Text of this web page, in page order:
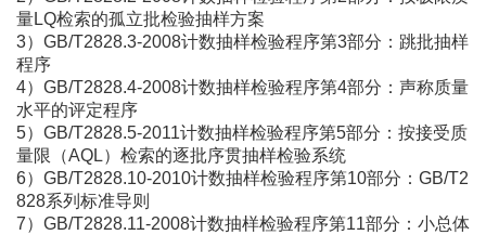
量LQ检索的孤立批检验抽样方案
3）GB/T2828.3-2008计数抽样检验程序第3部分：跳批抽样
程序
4）GB/T2828.4-2008计数抽样检验程序第4部分：声称质量
水平的评定程序
5）GB/T2828.5-2011计数抽样检验程序第5部分：按接受质
量限（AQL）检索的逐批序贯抽样检验系统
6）GB/T2828.10-2010计数抽样检验程序第10部分：GB/T2
828系列标准导则
7）GB/T2828.11-2008计数抽样检验程序第11部分：小总体